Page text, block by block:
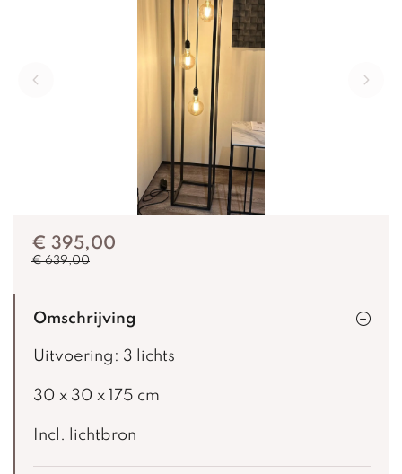
€ 395,00
€ 639,00
Omschrijving
Uitvoering: 3 lichts
30 x 30 x 175 cm
Incl. lichtbron